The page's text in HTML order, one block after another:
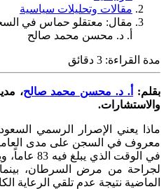
مقالات وتحليلات سياسية
مقال: معتقلو حماس في
أ. د. محسن محمد صالح
مدة القراءة: 3 دقائق
بقلم: أ. د. محسن محمد صالح،
والاستشارات.
ماذا يعني الإصرار الرسمي
معروف في السجن على مدى
في الوقت
لجراحة من مرض السرطان، بينما
الماضية نتيجة عدم تلقي الرعاية